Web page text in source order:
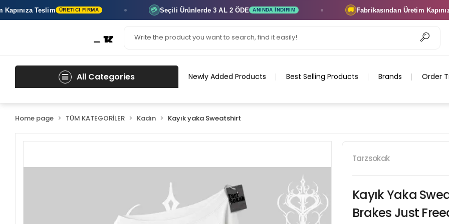
Teslim ÜRETICI FIRMA Seçili Ürünlerde3 AL 2 ÖDE ANINDA İNDIRIM Fabrikasından ÜretimKapınıza
All Categories Newly Added Products Best Selling Products Brands Order
Home page TÜM KATEGORİLER Kadın Kayık yaka Sweatshirt
Tarzsokak
Kayık Yaka
Brakes Just